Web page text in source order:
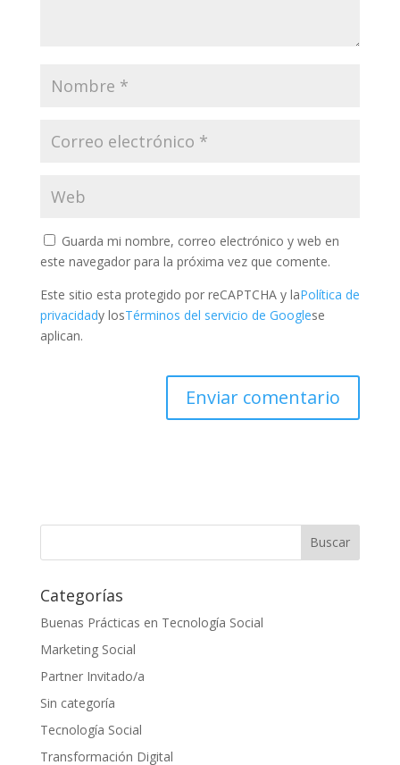
Guarda mi nombre, correo electrónico y web en
este navegador para la próxima vez que comente.
Este sitio esta protegido por reCAPTCHA y laPolítica de
privacidady losTérminos del servicio de Googlese
aplican.
Categorías
Buenas Prácticas en Tecnología Social
Marketing Social
Partner Invitado/a
Sin categoría
Tecnología Social
Transformación Digital